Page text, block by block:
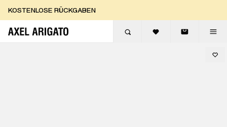
Zum Inhalt springen
KOSTENLOSE RÜCKGABEN
KOSTENLOSE EXPRESSLIEFERUNG